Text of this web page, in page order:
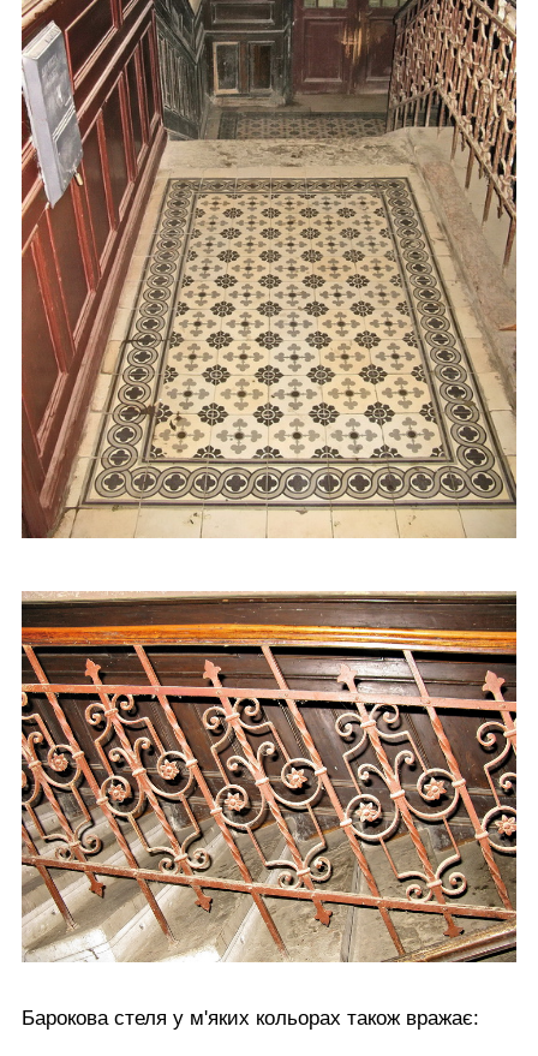
Барокова стеля у м'яких кольорах також вражає: